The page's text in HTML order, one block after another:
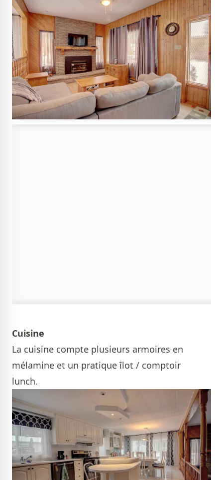
Cuisine
La cuisine compte plusieurs armoires en
mélamine et un pratique îlot / comptoir
lunch.